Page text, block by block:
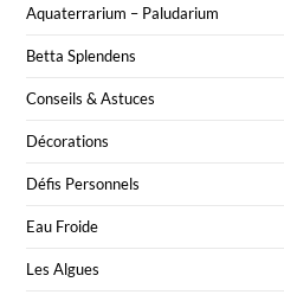
Aquaterrarium – Paludarium
Betta Splendens
Conseils & Astuces
Décorations
Défis Personnels
Eau Froide
Les Algues